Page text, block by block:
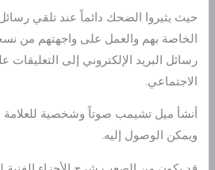
حيث يثيروا الضحك دائماً عند تلقي رسائل
الخاصة بهم والعمل على واجهتهم من
رسائل البريد الإلكتروني إلى
الاجتماعي.
أنشأ ميل تشيمب صوتاً وشخصية للعلامة
ويمكن الوصول إليه.